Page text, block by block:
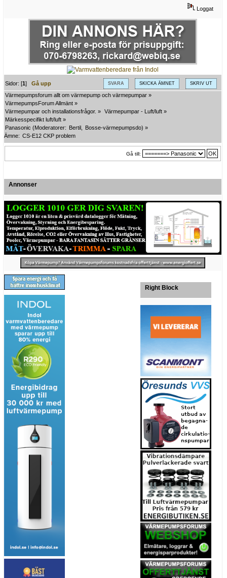
Loggat
SVARA SKICKA ÄMNET SKRIV UT
Sidor: [1]Gå upp
Värmepumpsforum allt om värmepump och värmepumpar »
VärmepumpsForum Allmänt »
Värmepumpar och installationsfrågor. » Värmepumpar - Luft/luft »
Märkesspecifikt luft/luft »
Panasonic (Moderatorer: Bertil Bosse-värmepumpsdo) »
Ämne: CS-E12 CKP problem
Gå till:
Annonser
Right Block